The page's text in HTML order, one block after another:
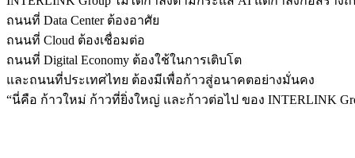
ถนนที่ Data Center ต้องอาศัย
ถนนที่ Cloud ต้องเชื่อมต่อ
ถนนที่ Digital Economy ต้องใช้ในการเติบโต
และถนนที่ประเทศไทย ต้องมีเพื่อก้าวสู่อนาคตอย่างมั่นคง
“นี่คือ ก้าวใหม่ ก้าวที่ยิ่งใหญ่ และก้าวต่อไป ของ INTERLINK